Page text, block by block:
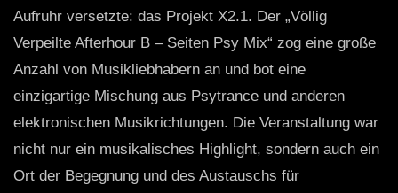
Aufruhr versetzte: das Projekt X2.1. Der „Völlig
Verpeilte Afterhour B – Seiten Psy Mix“ zog eine große
Anzahl von Musikliebhabern an und bot eine
einzigartige Mischung aus Psytrance und anderen
elektronischen Musikrichtungen. Die Veranstaltung war
nicht nur ein musikalisches Highlight, sondern auch ein
Ort der Begegnung und des Austauschs für